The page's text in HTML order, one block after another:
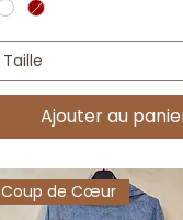
Taille
Ajouter au
Coup de Cœur